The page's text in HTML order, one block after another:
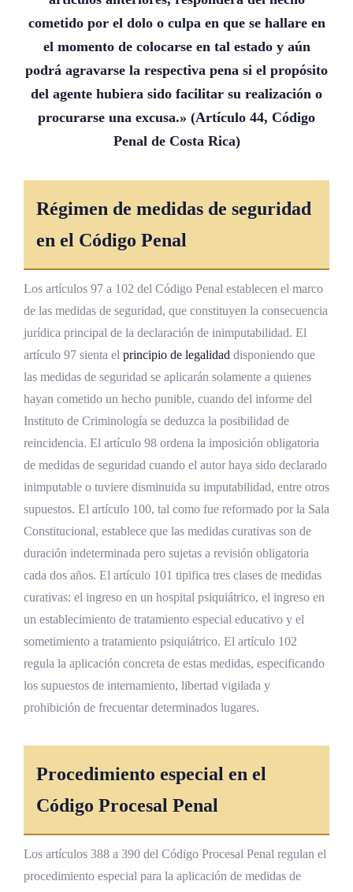
cometido por el dolo o culpa en que se hallare en
el momento de colocarse en tal estado y aún
podrá agravarse la respectiva pena si el propósito
del agente hubiera sido facilitar su realización o
procurarse una excusa.» (Artículo 44, Código
Penal de Costa Rica)
Régimen de medidas de seguridad
en el Código Penal
Los artículos 97 a 102 del Código Penal establecen el marco
de las medidas de seguridad, que constituyen la consecuencia
jurídica principal de la declaración de inimputabilidad. El
artículo 97 sienta el principio de legalidad disponiendo que
las medidas de seguridad se aplicarán solamente a quienes
hayan cometido un hecho punible, cuando del informe del
Instituto de Criminología se deduzca la posibilidad de
reincidencia. El artículo 98 ordena la imposición obligatoria
de medidas de seguridad cuando el autor haya sido declarado
inimputable o tuviere disminuida su imputabilidad, entre otros
supuestos. El artículo 100, tal como fue reformado por la Sala
Constitucional, establece que las medidas curativas son de
duración indeterminada pero sujetas a revisión obligatoria
cada dos años. El artículo 101 tipifica tres clases de medidas
curativas: el ingreso en un hospital psiquiátrico, el ingreso en
un establecimiento de tratamiento especial educativo y el
sometimiento a tratamiento psiquiátrico. El artículo 102
regula la aplicación concreta de estas medidas, especificando
los supuestos de internamiento, libertad vigilada y
prohibición de frecuentar determinados lugares.
Procedimiento especial en el
Código Procesal Penal
Los artículos 388 a 390 del Código Procesal Penal regulan el
procedimiento especial para la aplicación de medidas de